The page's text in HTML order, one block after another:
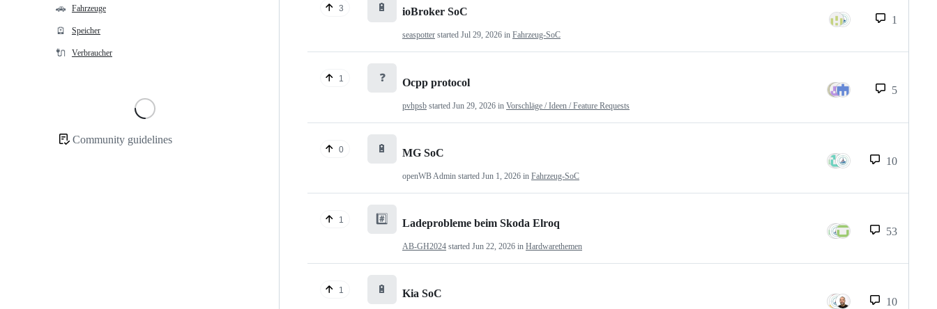
🚗
Fahrzeuge
🪫 Speicher
🔌 Verbraucher
Community guidelines
3 🔋 ioBroker SoC
seaspotter started Jul 29, 2026 in Fahrzeug-SoC
1
1 ❓ Ocpp protocol
pvhpsb started Jun 29, 2026 in Vorschläge / Ideen / Feature Requests
5
0 🔋 MG SoC
openWB Admin started Jun 1, 2026 in Fahrzeug-SoC
10
1 #️⃣ Ladeprobleme beim Skoda Elroq
AB-GH2024 started Jun 22, 2026 in Hardwarethemen
53
1 🔋 Kia SoC
10